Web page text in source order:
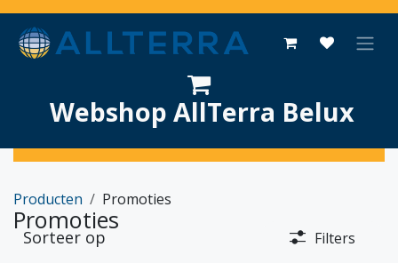
Overslaan naar inhoud
Webshop AllTerra Belux
Producten Promoties
Promoties
Sorteer op Filters